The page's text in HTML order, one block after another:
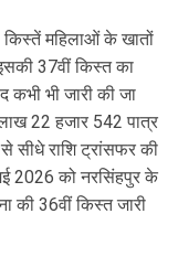
महिलाओं के खातों
37वीं किस्त का
भी जारी की जा
22 हजार 542 पात्र
सीधे राशि ट्रांसफर की
2026 को नरसिंहपुर के
की 36वीं किस्त जारी